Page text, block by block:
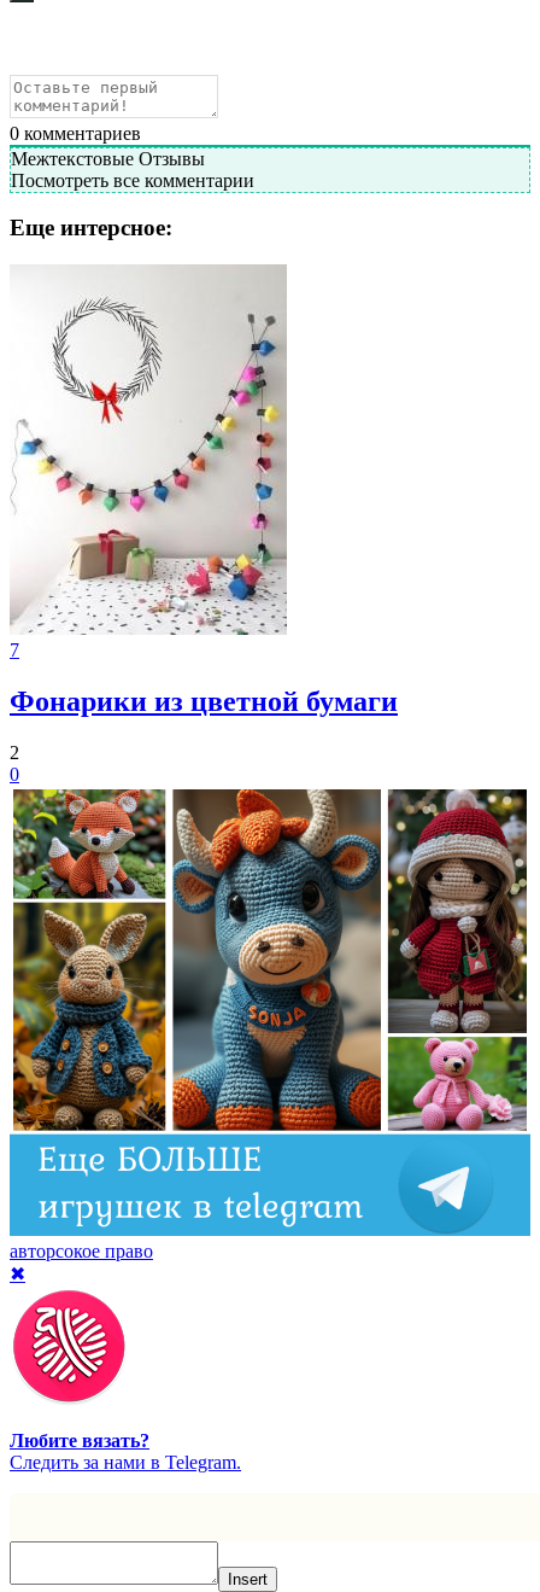
0 комментариев
Межтекстовые Отзывы
Посмотреть все комментарии
Еще интерсное:
7
Фонарики из цветной бумаги
2
0
авторсокое право
✖
Любите вязать?
Cледить за нами в Telegram.
Insert